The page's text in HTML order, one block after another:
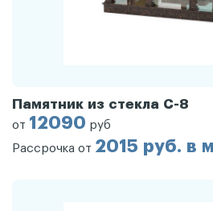
Памятник из стекла С-8
от 12090 руб
Рассрочка от 2015 руб. в